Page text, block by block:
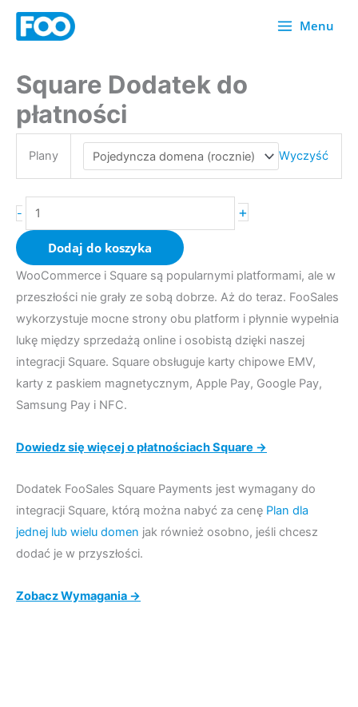
Przejdź
Menu
Square Dodatek do
płatności
Plany Wyczyść
-
ilość
Square
Payments
+
Dodaj do koszyka
WooCommerce i Square są popularnymi platformami, ale w
przeszłości nie grały ze sobą dobrze. Aż do teraz. FooSales
wykorzystuje mocne strony obu platform i płynnie wypełnia
lukę między sprzedażą online i osobistą dzięki naszej
integracji Square. Square obsługuje karty chipowe EMV,
karty z paskiem magnetycznym, Apple Pay, Google Pay,
Samsung Pay i NFC.
Dowiedz się więcej o płatnościach Square →
Dodatek FooSales Square Payments jest wymagany do
integracji Square, którą można nabyć za cenę Plan dla
jednej lub wielu domen jak również osobno, jeśli chcesz
dodać je w przyszłości.
Zobacz Wymagania →